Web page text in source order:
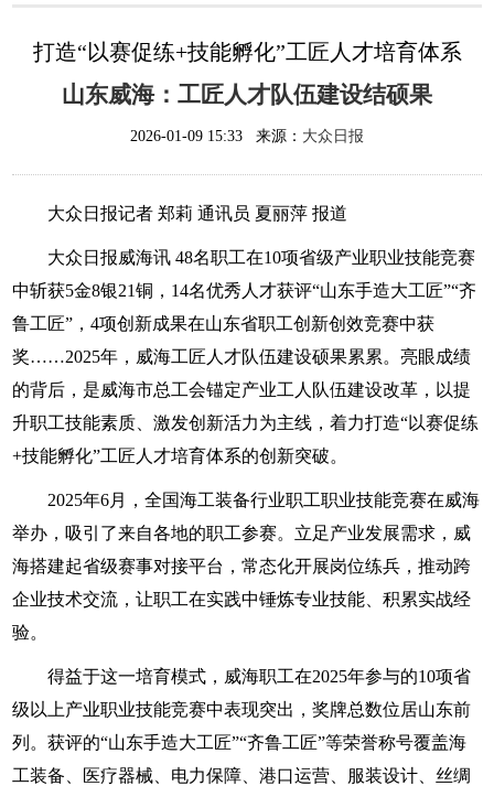
打造“以赛促练+技能孵化”工匠人才培育体系
山东威海：工匠人才队伍建设结硕果
2026-01-09 15:33 来源： 大众日报
大众日报记者 郑莉 通讯员 夏丽萍 报道
大众日报威海讯 48名职工在10项省级产业职业技能竞赛
中斩获5金8银21铜，14名优秀人才获评“山东手造大工匠”“齐
鲁工匠”，4项创新成果在山东省职工创新创效竞赛中获
奖……2025年，威海工匠人才队伍建设硕果累累。亮眼成绩
的背后，是威海市总工会锚定产业工人队伍建设改革，以提
升职工技能素质、激发创新活力为主线，着力打造“以赛促练
+技能孵化”工匠人才培育体系的创新突破。
2025年6月，全国海工装备行业职工职业技能竞赛在威海
举办，吸引了来自各地的职工参赛。立足产业发展需求，威
海搭建起省级赛事对接平台，常态化开展岗位练兵，推动跨
企业技术交流，让职工在实践中锤炼专业技能、积累实战经
验。
得益于这一培育模式，威海职工在2025年参与的10项省
级以上产业职业技能竞赛中表现突出，奖牌总数位居山东前
列。获评的“山东手造大工匠”“齐鲁工匠”等荣誉称号覆盖海
工装备、医疗器械、电力保障、港口运营、服装设计、丝绸